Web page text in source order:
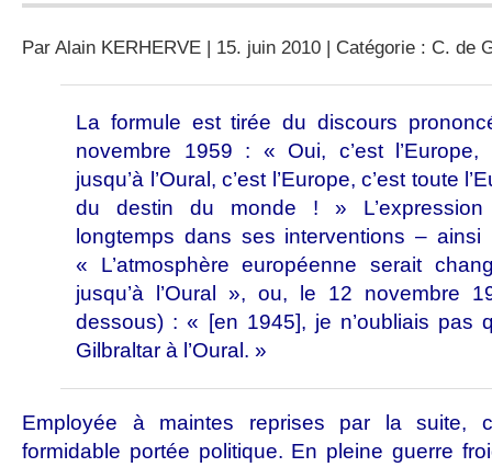
Par Alain KERHERVE | 15. juin 2010 | Catégorie : C. de
La formule est tirée du discours
novembre 1959 : « Oui, c’est l’Europe,
jusqu’à l’Oural, c’est l’Europe, c’est toute
du destin du monde ! » L’expression
longtemps dans ses interventions –
« L’atmosphère européenne serait
jusqu’à l’Oural », ou, le 12 novembre
dessous) : « [en 1945], je n’oubliais pas
Gilbraltar à l’Oural. »
Employée à maintes reprises par la suite,
formidable portée politique. En pleine guerre